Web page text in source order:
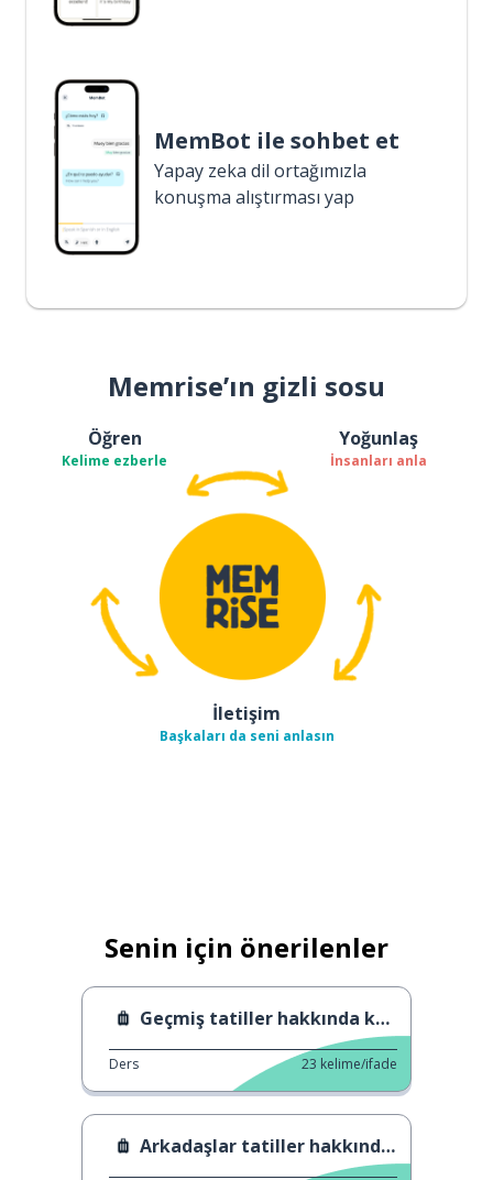
MemBot ile sohbet et
Yapay zeka dil ortağımızla
konuşma alıştırması yap
Memrise’ın gizli sosu
Öğren
Kelime ezberle
Yoğunlaş
İnsanları anla
İletişim
Başkaları da seni anlasın
Senin için önerilenler
Geçmiş tatiller hakkında konuşmak
Ders 23 kelime/ifade
Arkadaşlar tatiller hakkında bize bilgi verirler.